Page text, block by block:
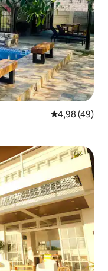
Prosječna
4,98 (49)